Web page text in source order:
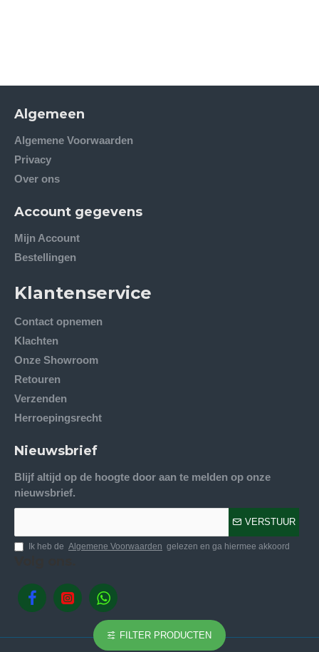
Algemeen
Algemene Voorwaarden
Privacy
Over ons
Account gegevens
Mijn Account
Bestellingen
Klantenservice
Contact opnemen
Klachten
Onze Showroom
Retouren
Verzenden
Herroepingsrecht
Nieuwsbrief
Blijf altijd op de hoogte door aan te melden op onze
nieuwsbrief.
VERSTUUR
Ik heb de Algemene Voorwaarden gelezen en ga hiermee akkoord
FILTER PRODUCTEN